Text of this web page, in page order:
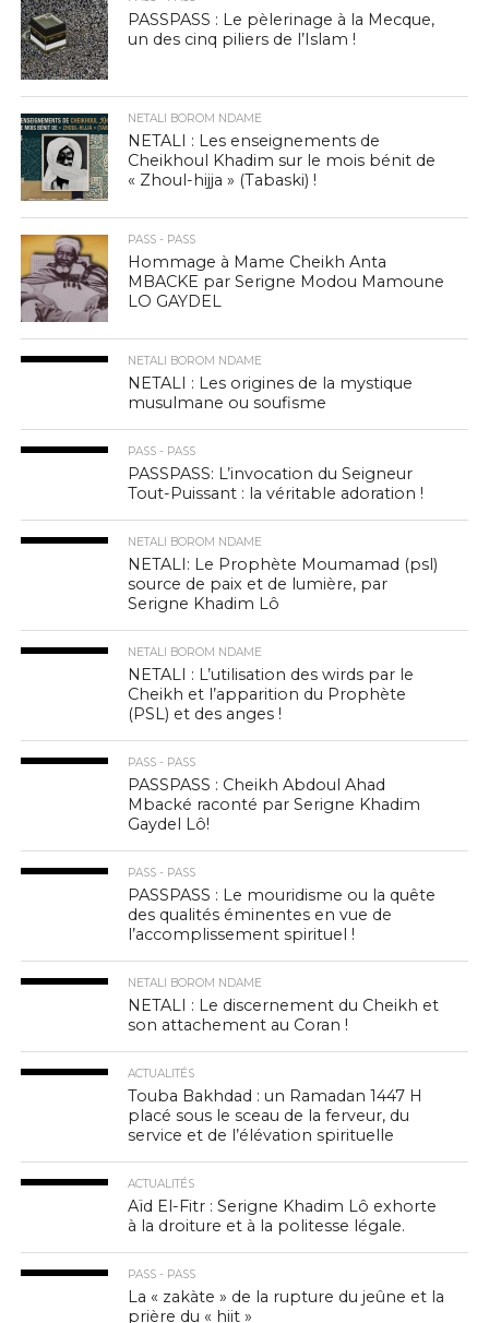
PASSPASS : Le pèlerinage à la Mecque,
un des cinq piliers de l’Islam !
NETALI BOROM NDAME
NETALI : Les enseignements de
Cheikhoul Khadim sur le mois bénit de
« Zhoul-hijja » (Tabaski) !
PASS - PASS
Hommage à Mame Cheikh Anta
MBACKE par Serigne Modou Mamoune
LO GAYDEL
NETALI BOROM NDAME
NETALI : Les origines de la mystique
musulmane ou soufisme
PASS - PASS
PASSPASS: L’invocation du Seigneur
Tout-Puissant : la véritable adoration !
NETALI BOROM NDAME
NETALI: Le Prophète Moumamad (psl)
source de paix et de lumière, par
Serigne Khadim Lô
NETALI BOROM NDAME
NETALI : L’utilisation des wirds par le
Cheikh et l’apparition du Prophète
(PSL) et des anges !
PASS - PASS
PASSPASS : Cheikh Abdoul Ahad
Mbacké raconté par Serigne Khadim
Gaydel Lô!
PASS - PASS
PASSPASS : Le mouridisme ou la quête
des qualités éminentes en vue de
l’accomplissement spirituel !
NETALI BOROM NDAME
NETALI : Le discernement du Cheikh et
son attachement au Coran !
ACTUALITÉS
Touba Bakhdad : un Ramadan 1447 H
placé sous le sceau de la ferveur, du
service et de l’élévation spirituelle
ACTUALITÉS
Aïd El-Fitr : Serigne Khadim Lô exhorte
à la droiture et à la politesse légale.
PASS - PASS
La « zakàte » de la rupture du jeûne et la
prière du « hiit »